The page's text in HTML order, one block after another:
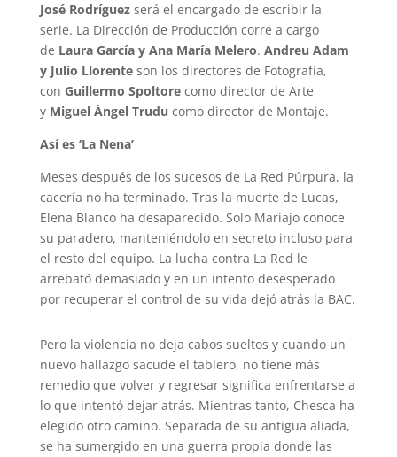
José Rodríguezserá el encargado de escribir la
serie. La Dirección de Producción corre a cargo
de Laura García y Ana María Melero. Andreu Adam
y Julio Llorenteson los directores de Fotografía,
con Guillermo Spoltorecomo director de Arte
y Miguel Ángel Trudu como director de Montaje.
Así es ‘La Nena’
Meses después de los sucesos de La Red Púrpura, la
cacería no ha terminado. Tras la muerte de Lucas,
Elena Blanco ha desaparecido. Solo Mariajo conoce
su paradero, manteniéndolo en secreto incluso para
el resto del equipo. La lucha contra La Red le
arrebató demasiado y en un intento desesperado
por recuperar el control de su vida dejó atrás la BAC.
Pero la violencia no deja cabos sueltos y cuando un
nuevo hallazgo sacude el tablero, no tiene más
remedio que volver y regresar significa enfrentarse a
lo que intentó dejar atrás. Mientras tanto, Chesca ha
elegido otro camino. Separada de su antigua aliada,
se ha sumergido en una guerra propia donde las